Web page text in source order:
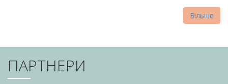
Більше
ПАРТНЕРИ